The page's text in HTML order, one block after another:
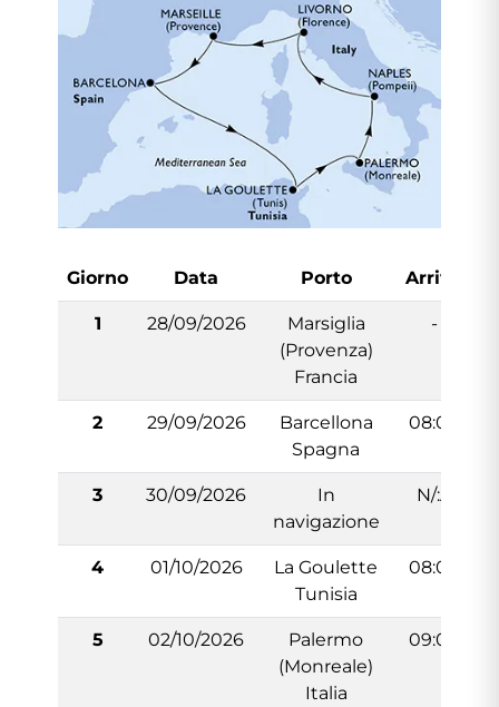
Giorno Data Porto Arrivo
1 28/09/2026
Marsiglia
(Provenza)
Francia
-
2 29/09/2026
Barcellona
Spagna
08:00
3 30/09/2026
In
navigazione
N/:A
4 01/10/2026
La Goulette
Tunisia
08:00
5 02/10/2026
Palermo
(Monreale)
Italia
09:00